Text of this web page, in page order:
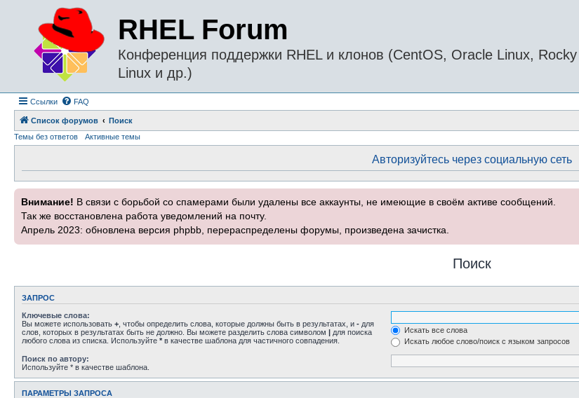
RHEL Forum
Конференция поддержки RHEL и клонов (CentOS, Oracle Linux, Rocky
Linux и др.)
Ссылки FAQ
Список форумов
Поиск
Темы без ответов
Активные темы
Авторизуйтесь через социальную сеть
Внимание! В связи с борьбой со спамерами были удалены все аккаунты, не имеющие в своём активе сообщений.
Так же восстановлена работа уведомлений на почту.
Апрель 2023: обновлена версия phpbb, перераспределены форумы, произведена зачистка.
Поиск
ЗАПРОС
Ключевые слова:
Вы можете использовать + , чтобы определить слова, которые должны быть в результатах, и - для
слов, которых в результатах быть не должно. Вы можете разделить слова символом | для поиска
любого слова из списка. Используйте * в качестве шаблона для частичного совпадения.
Искать все слова
Искать любое слово/поиск с языком запросов
Поиск по автору:
Используйте * в качестве шаблона.
ПАРАМЕТРЫ ЗАПРОСА